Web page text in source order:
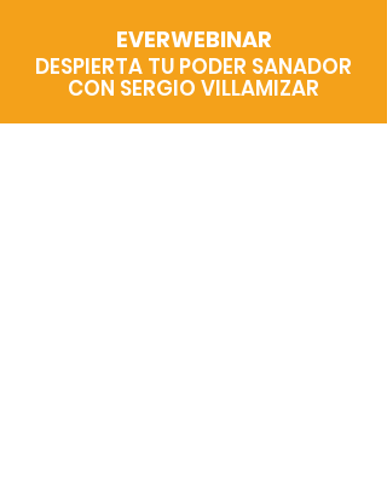
EVERWEBINAR
DESPIERTA TU PODER SANADOR
CON SERGIO VILLAMIZAR